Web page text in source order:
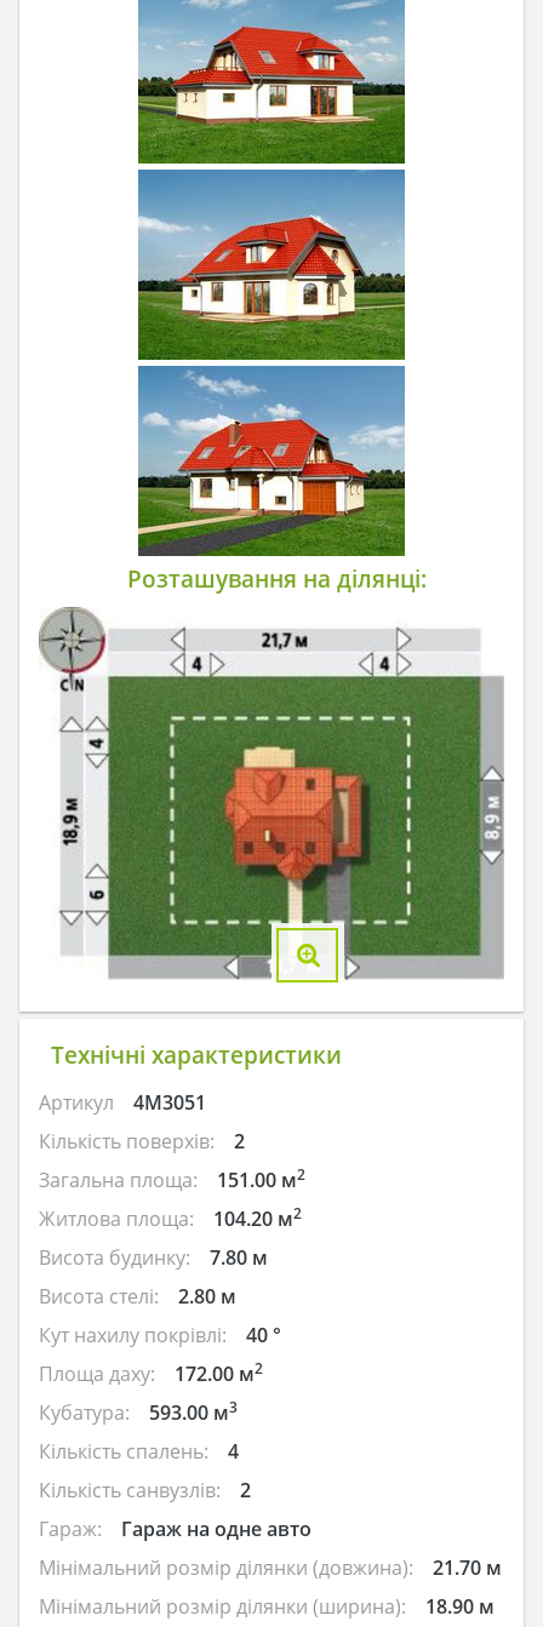
Розташування на ділянці:
Технічні характеристики
Артикул
4M3051
Кількість поверхів:
2
Загальна площа:
151.00 м2
Житлова площа: 104.20 м2
Висота будинку:
7.80 м
Висота стелі:
2.80 м
Кут нахилу покрівлі:
40 °
Площа даху:
172.00 м2
Кубатура: 593.00 м3
Кількість спалень:
4
Кількість санвузлів:
2
Гараж:
Гараж на одне авто
Мінімальний розмір ділянки (довжина):
21.70 м
Мінімальний розмір ділянки (ширина):
18.90 м